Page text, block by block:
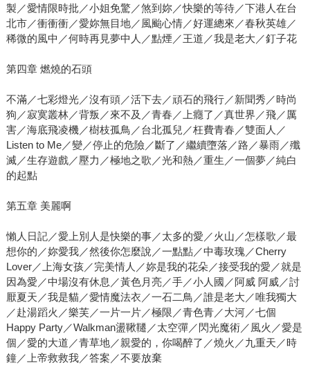
製／愛情限時批／小姐免驚／煞到妳／快樂的等待／下港人在台
北市／衝衝衝／愛妳無目地／風颱心情／好運總來／春秋英雄／
稀微的風中／何時再見夢中人／點煙／王道／我是老大／釘子花
第四章 燃燒的石頭
不滿／七彩燈光／沒有頭／活下去／頑石的飛行／新聞秀／時尚
狗／寂寞叢林／背叛／來不及／青春／上癮了／真世界／飛／厲
害／海底飛凌機／樹枝孤鳥／台北孤兒／枉費青春／雙面人／
Listen to Me／變／停止的危險／斷了／繼續墮落／路／暴雨／殲
滅／生存遊戲／壓力／極地之歌／光和熱／重生／一個夢／純白
的起點
第五章 美麗啊
懶人日記／愛上別人是快樂的事／太多的愛／火山／怎樣歌／最
想你的／妳愛我／然後你怎麼說／一點點／中毒玫瑰／Cherry
Lover／上海女孩／完美情人／妳是我的花朵／接受我的愛／就是
因為愛／中場沒有休息／黃色月亮／手／小人國／阿威 阿威／討
厭夏天／我是貓／愛情魔法衣／一石二鳥／誰是老大／唯我獨大
／赴湯蹈火／樂芙／一片一片／極限／青色青／大河／七個
Happy Party／Walkman盪鞦韆／太空彈／閃光魔術／風火／愛是
個／愛的大道／青草地／親愛的，你喝醉了／燒火／九重天／時
鐘／上帝救救我／答案／不要放棄